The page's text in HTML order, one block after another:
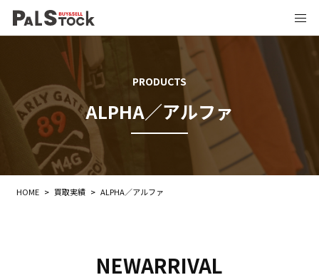
PRODUCTS
ALPHA／アルファ
HOME > 買取実績 > ALPHA／アルファ
NEWARRIVAL